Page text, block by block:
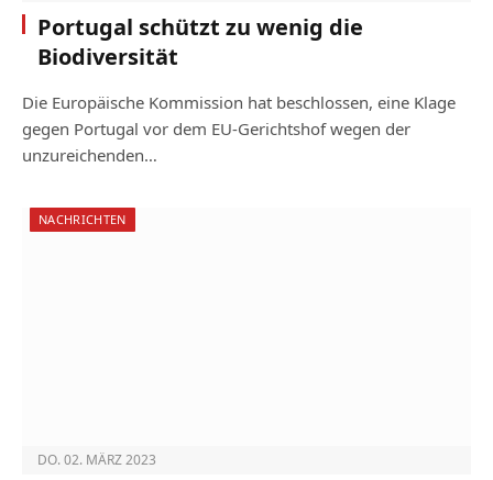
Portugal schützt zu wenig die
Biodiversität
Die Europäische Kommission hat beschlossen, eine Klage
gegen Portugal vor dem EU-Gerichtshof wegen der
unzureichenden…
NACHRICHTEN
DO. 02. MÄRZ 2023